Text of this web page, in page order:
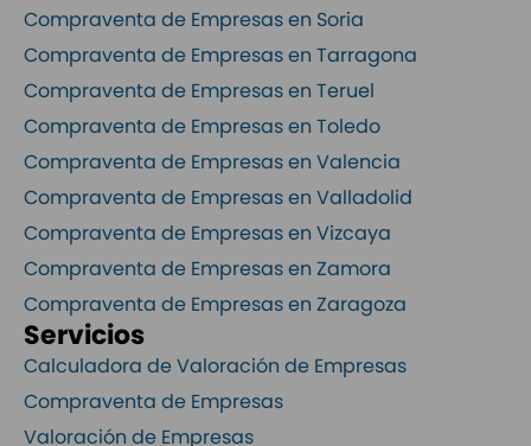
Compraventa de Empresas en Soria
Compraventa de Empresas en Tarragona
Compraventa de Empresas en Teruel
Compraventa de Empresas en Toledo
Compraventa de Empresas en Valencia
Compraventa de Empresas en Valladolid
Compraventa de Empresas en Vizcaya
Compraventa de Empresas en Zamora
Compraventa de Empresas en Zaragoza
Servicios
Calculadora de Valoración de Empresas
Compraventa de Empresas
Valoración de Empresas